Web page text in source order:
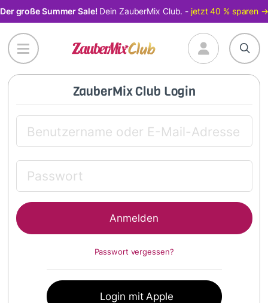
Direkt
zum
Inhalt
Der große Summer Sale! Dein ZauberMix Club. - jetzt 40 % sparen →
ZauberMix Club Login
Passwort vergessen?
Login mit Apple